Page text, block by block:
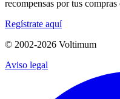
recompensas por tus compras
Regístrate aquí
© 2002-2026 Voltimum
Aviso legal